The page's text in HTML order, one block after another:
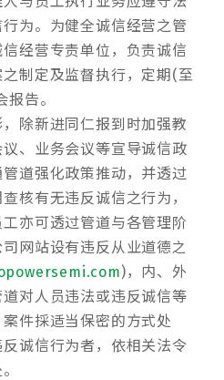
为。为健全诚信经营之管
经营专责单位，负责诚信
制定及监督执行，定期(至
告。
除新进同仁报到时加强教
、业务会议等宣导诚信政
道强化政策推动，并透过
核有无违反诚信之行为，
亦可透过管道与各管理阶
网站设有违反从业道德之
)，内、外
对人员违法或违反诚信等
件採适当保密的方式处
诚信行为者，依相关法令